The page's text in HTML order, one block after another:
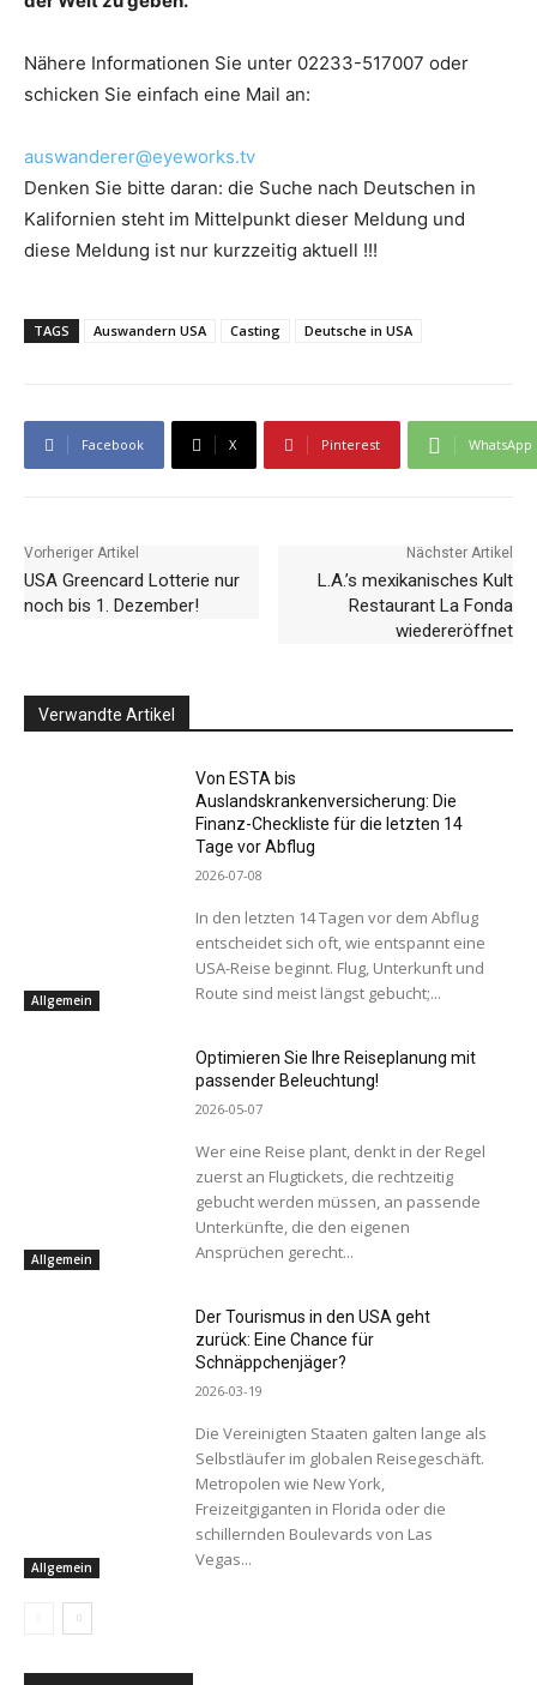
Nähere Informationen Sie unter 02233-517007 oder
schicken Sie einfach eine Mail an:
auswanderer@eyeworks.tv
Denken Sie bitte daran: die Suche nach Deutschen in
Kalifornien steht im Mittelpunkt dieser Meldung und
diese Meldung ist nur kurzzeitig aktuell !!!
TAGS Auswandern USA Casting Deutsche in USA
Facebook X Pinterest WhatsApp
Vorheriger Artikel
USA Greencard Lotterie nur
noch bis 1. Dezember!
Nächster Artikel
L.A.’s mexikanisches Kult
Restaurant La Fonda
wiedereröffnet
Verwandte Artikel
Allgemein
Von ESTA bis
Auslandskrankenversicherung: Die
Finanz-Checkliste für die letzten 14
Tage vor Abflug
2026-07-08
In den letzten 14 Tagen vor dem Abflug
entscheidet sich oft, wie entspannt eine
USA-Reise beginnt. Flug, Unterkunft und
Route sind meist längst gebucht;...
Allgemein
Optimieren Sie Ihre Reiseplanung mit
passender Beleuchtung!
2026-05-07
Wer eine Reise plant, denkt in der Regel
zuerst an Flugtickets, die rechtzeitig
gebucht werden müssen, an passende
Unterkünfte, die den eigenen
Ansprüchen gerecht...
Allgemein
Der Tourismus in den USA geht
zurück: Eine Chance für
Schnäppchenjäger?
2026-03-19
Die Vereinigten Staaten galten lange als
Selbstläufer im globalen Reisegeschäft.
Metropolen wie New York,
Freizeitgiganten in Florida oder die
schillernden Boulevards von Las
Vegas...